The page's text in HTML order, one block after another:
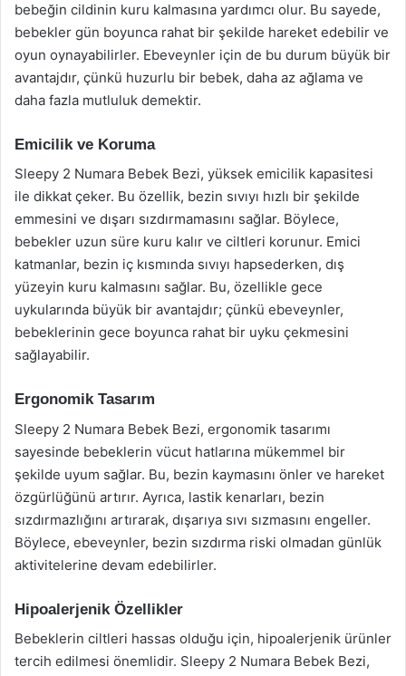
bebeğin cildinin kuru kalmasına yardımcı olur. Bu sayede,
bebekler gün boyunca rahat bir şekilde hareket edebilir ve
oyun oynayabilirler. Ebeveynler için de bu durum büyük bir
avantajdır, çünkü huzurlu bir bebek, daha az ağlama ve
daha fazla mutluluk demektir.
Emicilik ve Koruma
Sleepy 2 Numara Bebek Bezi, yüksek emicilik kapasitesi
ile dikkat çeker. Bu özellik, bezin sıvıyı hızlı bir şekilde
emmesini ve dışarı sızdırmamasını sağlar. Böylece,
bebekler uzun süre kuru kalır ve ciltleri korunur. Emici
katmanlar, bezin iç kısmında sıvıyı hapsederken, dış
yüzeyin kuru kalmasını sağlar. Bu, özellikle gece
uykularında büyük bir avantajdır; çünkü ebeveynler,
bebeklerinin gece boyunca rahat bir uyku çekmesini
sağlayabilir.
Ergonomik Tasarım
Sleepy 2 Numara Bebek Bezi, ergonomik tasarımı
sayesinde bebeklerin vücut hatlarına mükemmel bir
şekilde uyum sağlar. Bu, bezin kaymasını önler ve hareket
özgürlüğünü artırır. Ayrıca, lastik kenarları, bezin
sızdırmazlığını artırarak, dışarıya sıvı sızmasını engeller.
Böylece, ebeveynler, bezin sızdırma riski olmadan günlük
aktivitelerine devam edebilirler.
Hipoalerjenik Özellikler
Bebeklerin ciltleri hassas olduğu için, hipoalerjenik ürünler
tercih edilmesi önemlidir. Sleepy 2 Numara Bebek Bezi,